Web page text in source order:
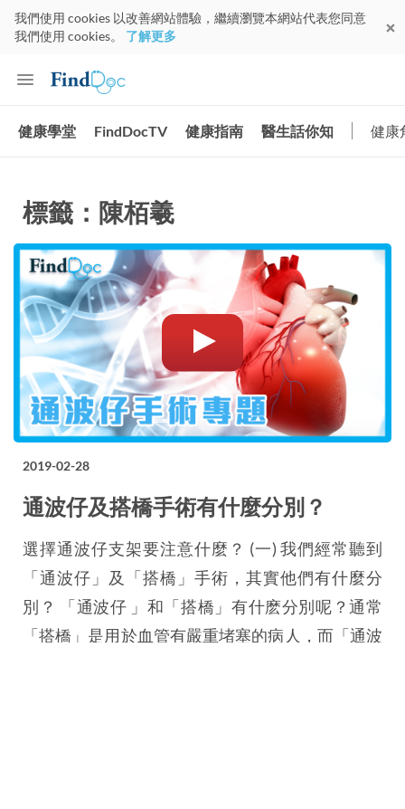
我們使用 cookies 以改善網站體驗，繼續瀏覽本網站代表您同意
我們使用 cookies。 了解更多
健康學堂 FindDocTV 健康指南 醫生話你知 健康
標籤：陳栢羲
2019-02-28
通波仔及搭橋手術有什麼分別？
選擇通波仔支架要注意什麼？ (一) 我們經常聽到
「通波仔」及「搭橋」手術，其實他們有什麼分
別？ 「通波仔 」和「搭橋」有什麽分別呢？通常
「搭橋」是用於血管有嚴重堵塞的病人，而「通波